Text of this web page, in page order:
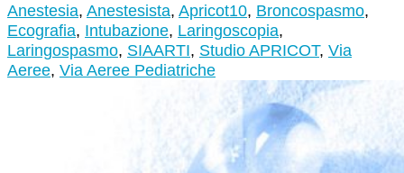
Anestesia, Anestesista, Apricot10, Broncospasmo,
Ecografia, Intubazione, Laringoscopia,
Laringospasmo, SIAARTI, Studio APRICOT, Via
Aeree, Via Aeree Pediatriche